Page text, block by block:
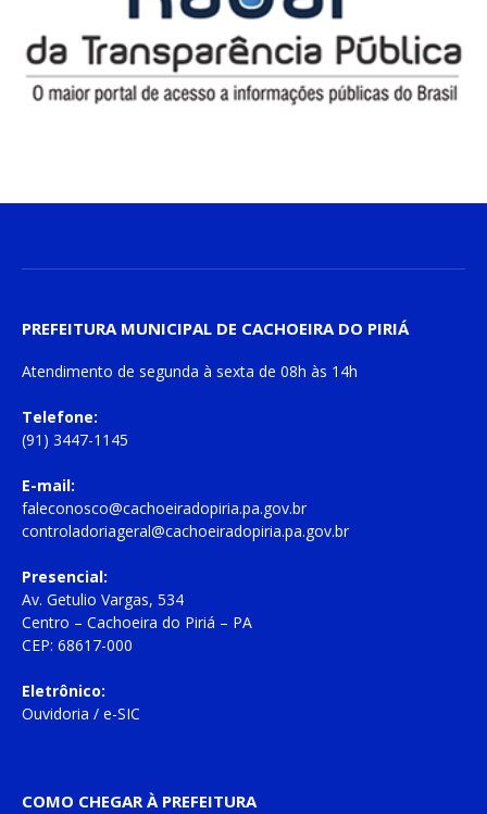
PREFEITURA MUNICIPAL DE CACHOEIRA DO PIRIÁ
Atendimento de segunda à sexta de 08h às 14h
Telefone:
(91) 3447-1145
E-mail:
faleconosco@cachoeiradopiria.pa.gov.br
controladoriageral@cachoeiradopiria.pa.gov.br
Presencial:
Av. Getulio Vargas, 534
Centro – Cachoeira do Piriá – PA
CEP: 68617-000
Eletrônico:
Ouvidoria / e-SIC
COMO CHEGAR À PREFEITURA